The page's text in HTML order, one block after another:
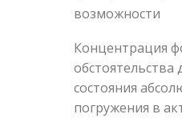
возможности
Концентрация
обстоятельства
состояния
погружения в